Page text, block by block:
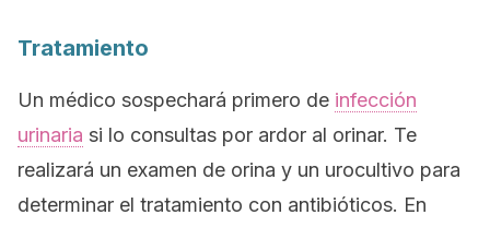
Tratamiento
Un médico sospechará primero de infección
urinaria si lo consultas por ardor al orinar. Te
realizará un examen de orina y un urocultivo para
determinar el tratamiento con antibióticos. En